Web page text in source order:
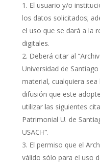
El usuario y/o
los datos solicitados;
el uso que se dará a la
digitales.
Deberá citar al
Universidad de
material, cualquiera
difusión que este
utilizar las siguientes
Patrimonial U. de
USACH”.
El permiso que el
válido sólo para el uso